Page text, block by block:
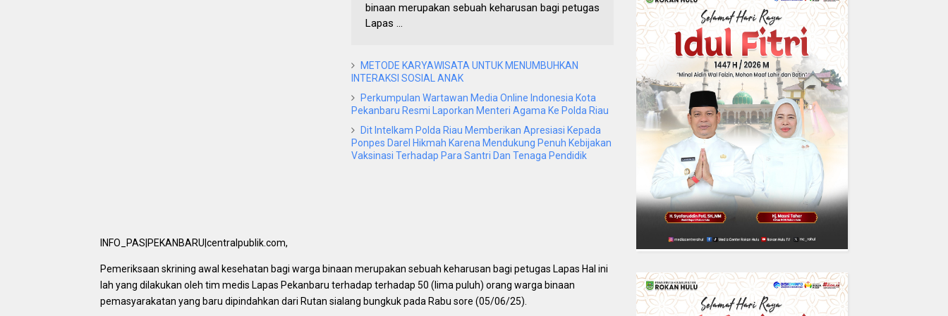
binaan merupakan sebuah keharusan bagi petugas
Lapas ...
METODE KARYAWISATA UNTUK MENUMBUHKAN
INTERAKSI SOSIAL ANAK
Perkumpulan Wartawan Media Online Indonesia Kota
Pekanbaru Resmi Laporkan Menteri Agama Ke Polda Riau
Dit Intelkam Polda Riau Memberikan Apresiasi Kepada
Ponpes Darel Hikmah Karena Mendukung Penuh Kebijakan
Vaksinasi Terhadap Para Santri Dan Tenaga Pendidik
INFO_PAS|PEKANBARU|centralpublik.com,
Pemeriksaan skrining awal kesehatan bagi warga binaan merupakan sebuah keharusan bagi petugas Lapas Hal ini
lah yang dilakukan oleh tim medis Lapas Pekanbaru terhadap terhadap 50 (lima puluh) orang warga binaan
pemasyarakatan yang baru dipindahkan dari Rutan sialang bungkuk pada Rabu sore (05/06/25).